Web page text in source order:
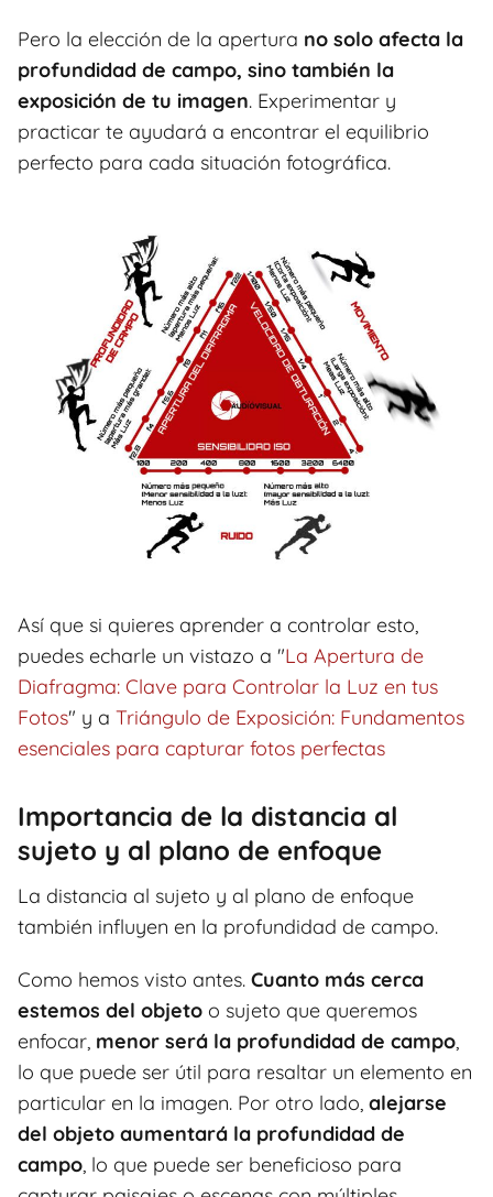
Pero la elección de la apertura no solo afecta la
profundidad de campo, sino también la
exposición de tu imagen. Experimentar y
practicar te ayudará a encontrar el equilibrio
perfecto para cada situación fotográfica.
Así que si quieres aprender a controlar esto,
puedes echarle un vistazo a "La Apertura de
Diafragma: Clave para Controlar la Luz en tus
Fotos" y a Triángulo de Exposición: Fundamentos
esenciales para capturar fotos perfectas
Importancia de la distancia al
sujeto y al plano de enfoque
La distancia al sujeto y al plano de enfoque
también influyen en la profundidad de campo.
Como hemos visto antes. Cuanto más cerca
estemos del objeto o sujeto que queremos
enfocar, menor será la profundidad de campo,
lo que puede ser útil para resaltar un elemento en
particular en la imagen. Por otro lado, alejarse
del objeto aumentará la profundidad de
campo, lo que puede ser beneficioso para